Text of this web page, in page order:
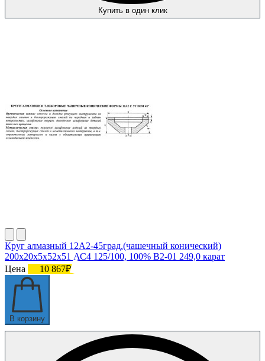
Купить в один клик
Круг алмазный 12А2-45град.(чашечный конический)
200х20х5х52х51 АС4 125/100, 100% В2-01 249,0 карат
Цена
10 867₽
В корзину